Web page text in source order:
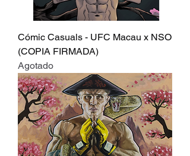
Cómic Casuals - UFC Macau x NSO
(COPIA FIRMADA)
Agotado